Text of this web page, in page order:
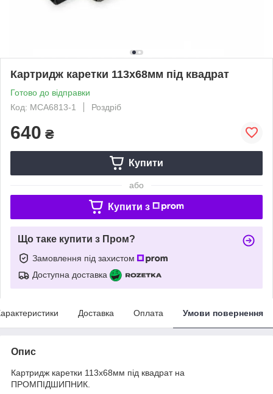
Картридж каретки 113x68мм під квадрат
Готово до відправки
Код: MCA6813-1
Роздріб
640 ₴
Купити
або
Купити з
Що таке купити з Пром?
Замовлення під захистом
Доступна доставка
Доставка Оплата Умови повернення
Опис
Картридж каретки 113x68мм під квадрат на
ПРОМПІДШИПНИК.